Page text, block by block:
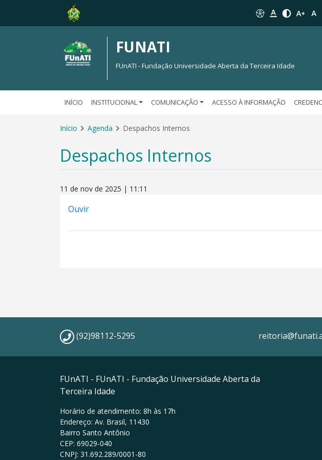
FUNATI
FUnATI - Fundação Universidade Aberta da Terceira Idade
INÍCIO INSTITUCIONAL COMUNICAÇÃO ACESSO À INFORMAÇÃO
Início Agenda Despachos Internos
Despachos Internos
11 de nov de 2025 | 11:11
Ouvir
(92)98112-5295
FUnATI - FUnATI - Fundação Universidade Aberta da
Terceira Idade
Horário de atendimento: 8h às 17h
Endereço: Av. Brasil, 11430
Bairro Santo Antônio
CEP: 69029-040
CNPJ: 31.692.289/0001-80